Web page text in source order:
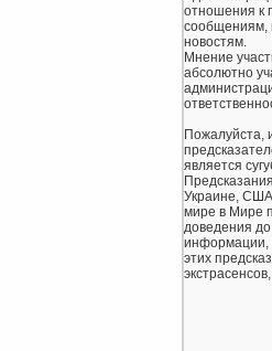
отношения к
сообщениям,
новостям.
Мнение
абсолютно
Пожалуйста,
является
Украине,
мире в Мире
доведения
информации,
этих